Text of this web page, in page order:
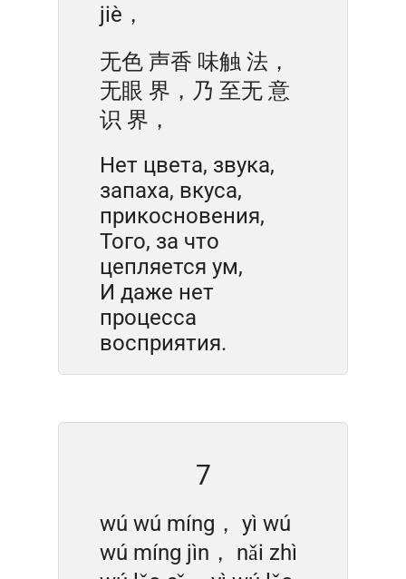
jiè，
无色 声香 味触 法，
无眼 界，乃 至无 意
识 界，
Нет цвета, звука,
запаха, вкуса,
прикосновения,
Того, за что
цепляется ум,
И даже нет
процесса
восприятия.
7
wú wú míng， yì wú
wú míng jìn， nǎi zhì